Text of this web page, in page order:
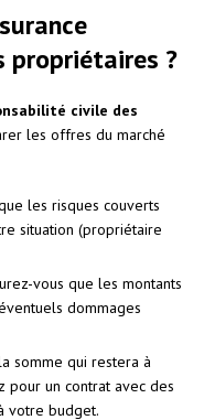
propriétaires ?
civile des
les offres du marché
les risques couverts
situation (propriétaire
vous que les montants
dommages
somme qui restera à
pour un contrat avec des
votre budget.